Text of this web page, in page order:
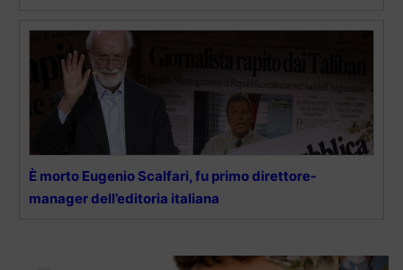
È morto Eugenio Scalfari, fu primo direttore-
manager dell’editoria italiana